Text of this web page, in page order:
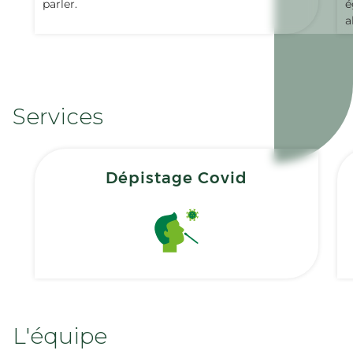
parler.
Services
Dépistage Covid
L'équipe